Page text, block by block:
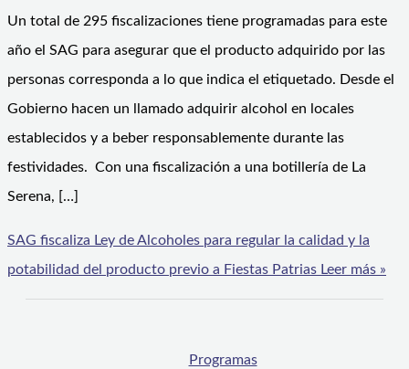
Un total de 295 fiscalizaciones tiene programadas para este
año el SAG para asegurar que el producto adquirido por las
personas corresponda a lo que indica el etiquetado. Desde el
Gobierno hacen un llamado adquirir alcohol en locales
establecidos y a beber responsablemente durante las
festividades. Con una fiscalización a una botillería de La
Serena, […]
SAG fiscaliza Ley de Alcoholes para regular la calidad y la
potabilidad del producto previo a Fiestas Patrias Leer más »
Programas